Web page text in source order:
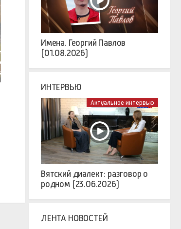
России
за этого
что купить?
Как выглядит место
Имена. Георгий Павлов
(01.08.2026)
ИНТЕРВЬЮ
Актуальное интервью
Вятский диалект: разговор о
родном (23.06.2026)
ЛЕНТА НОВОСТЕЙ